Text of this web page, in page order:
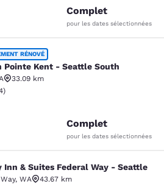
Complet
pour les dates sélectionnées
Kent - Seattle South
RÉNOVÉ
Pointe Kent - Seattle South
33.09 km
Excellent. 24 commentaires
)
Complet
pour les dates sélectionnées
Federal Way -
Inn & Suites Federal Way - Seattle
, WA
43.67 km